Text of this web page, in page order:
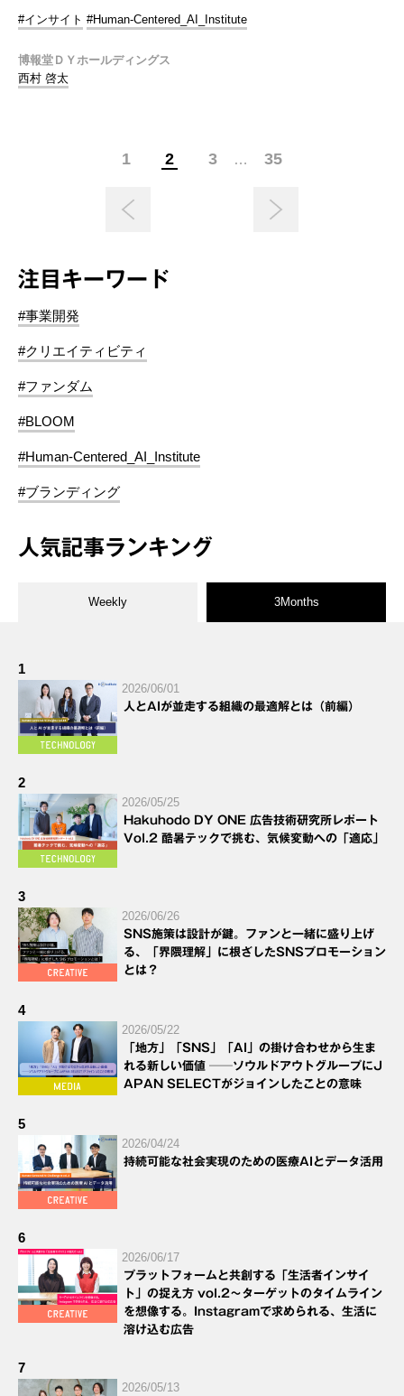
#インサイト #Human-Centered_AI_Institute
博報堂ＤＹホールディングス
西村 啓太
1 2 3 … 35
注目キーワード
#事業開発
#クリエイティビティ
#ファンダム
#BLOOM
#Human-Centered_AI_Institute
#ブランディング
人気記事ランキング
Weekly 3Months
1
2026/06/01
人とAIが並走する組織の最適解とは（前編）
2
2026/05/25
Hakuhodo DY ONE 広告技術研究所レポート
Vol.2 酷暑テックで挑む、気候変動への「適応」
3
2026/06/26
SNS施策は設計が鍵。ファンと一緒に盛り上げ
る、「界隈理解」に根ざしたSNSプロモーション
とは？
4
2026/05/22
「地方」「SNS」「AI」の掛け合わせから生ま
れる新しい価値 ──ソウルドアウトグループにJ
APAN SELECTがジョインしたことの意味
5
2026/04/24
持続可能な社会実現のための医療AIとデータ活用
6
2026/06/17
プラットフォームと共創する「生活者インサイ
ト」の捉え方 vol.2～ターゲットのタイムライン
を想像する。Instagramで求められる、生活に
溶け込む広告
7
2026/05/13